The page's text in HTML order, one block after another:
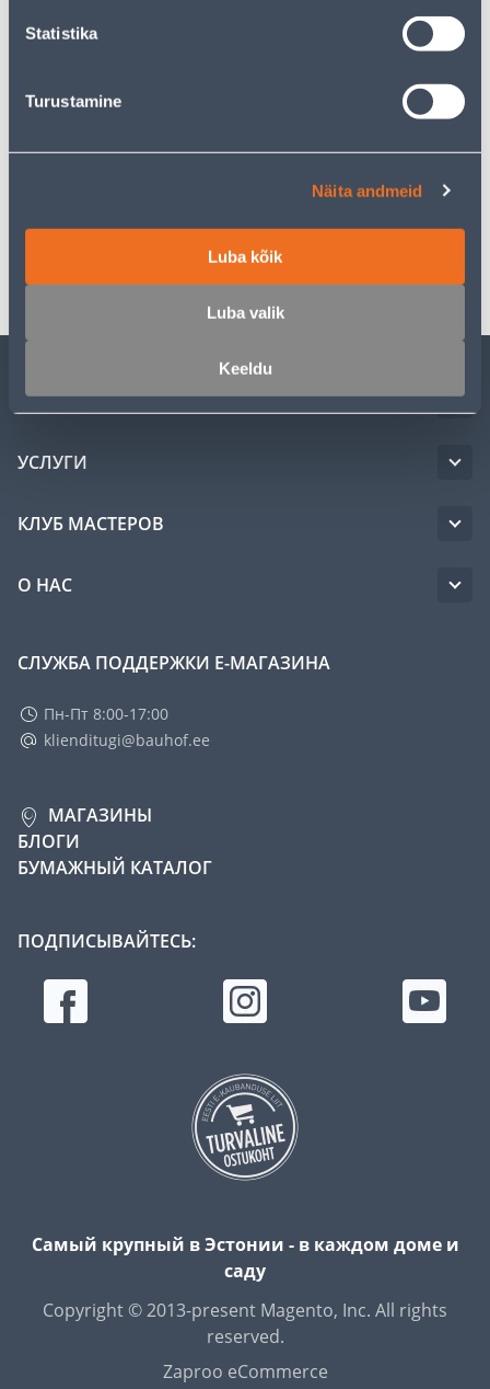
Statistika
Turustamine
Näita andmeid
Luba kõik
Luba valik
Keeldu
Забрать в магазине, с 09.08.2026
ОБСЛУЖИВАНИЕ ЧАСТНЫХ КЛИЕНТОВ
УСЛУГИ
КЛУБ МАСТЕРОВ
О НАС
СЛУЖБА ПОДДЕРЖКИ Е-МАГАЗИНА
Пн-Пт 8:00-17:00
klienditugi@bauhof.ee
МАГАЗИНЫ
БЛОГИ
БУМАЖНЫЙ КАТАЛОГ
ПОДПИСЫВАЙТЕСЬ:
Самый крупный в Эстонии - в каждом доме и
саду
Copyright © 2013-present Magento, Inc. All rights
reserved.
Zaproo eCommerce